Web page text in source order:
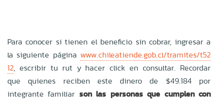
Para conocer si tienen el beneficio sin cobrar, ingresar a
la siguiente página www.chileatiende.gob.cl/tramites/t52
12, escribir tu rut y hacer click en consultar. Recordar
que quienes reciben este dinero de $49.184 por
integrante familiar son las personas que cumplen con